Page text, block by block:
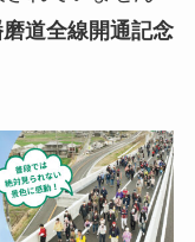
道全線開通記念